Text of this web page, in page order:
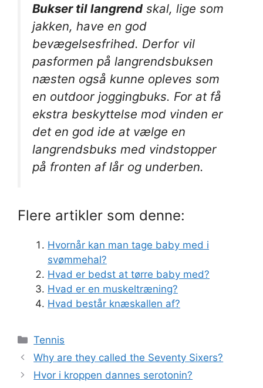
Bukser til langrendskal, lige som
jakken, have en god
bevægelsesfrihed. Derfor vil
pasformen på langrendsbuksen
næsten også kunne opleves som
en outdoor joggingbuks. For at få
ekstra beskyttelse mod vinden er
det en god ide at vælge en
langrendsbuks med vindstopper
på fronten af lår og underben.
Flere artikler som denne:
Hvornår kan man tage baby med i
svømmehal?
Hvad er bedst at tørre baby med?
Hvad er en muskeltræning?
Hvad består knæskallen af?
Kategorier
Tennis
Why are they called the Seventy Sixers?
Hvor i kroppen dannes serotonin?